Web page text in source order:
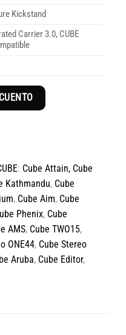
Kickstand
Carrier 3.0, CUBE
: Cube Attain, Cube
Kathmandu, Cube
, Cube Aim, Cube
Phenix, Cube
AMS, Cube TWO15,
ONE44, Cube Stereo
Aruba, Cube Editor,